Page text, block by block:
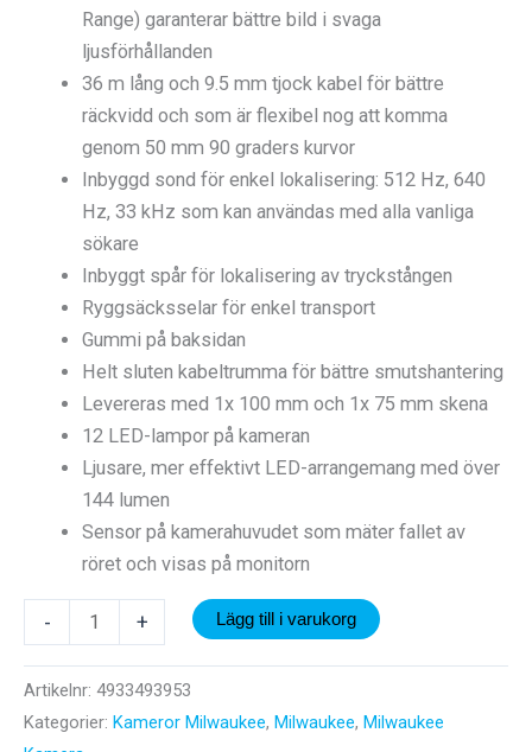
Range) garanterar bättre bild i svaga
ljusförhållanden
36 m lång och 9.5 mm tjock kabel för bättre
räckvidd och som är flexibel nog att komma
genom 50 mm 90 graders kurvor
Inbyggd sond för enkel lokalisering: 512 Hz, 640
Hz, 33 kHz som kan användas med alla vanliga
sökare
Inbyggt spår för lokalisering av tryckstången
Ryggsäcksselar för enkel transport
Gummi på baksidan
Helt sluten kabeltrumma för bättre smutshantering
Levereras med 1x 100 mm och 1x 75 mm skena
12 LED-lampor på kameran
Ljusare, mer effektivt LED-arrangemang med över
144 lumen
Sensor på kamerahuvudet som mäter fallet av
röret och visas på monitorn
-
INSPEKTIONS
KAMERA
M18
SIC36HDR
mängd
+ Lägg till i varukorg
Artikelnr: 4933493953
Kategorier: Kameror Milwaukee, Milwaukee, Milwaukee